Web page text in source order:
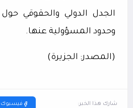
الجدل الدولي والحقوقي
وحدود المسؤولية عنها.
(المصدر: الجزيرة)
شارك هذا الخبر: فيسبوك